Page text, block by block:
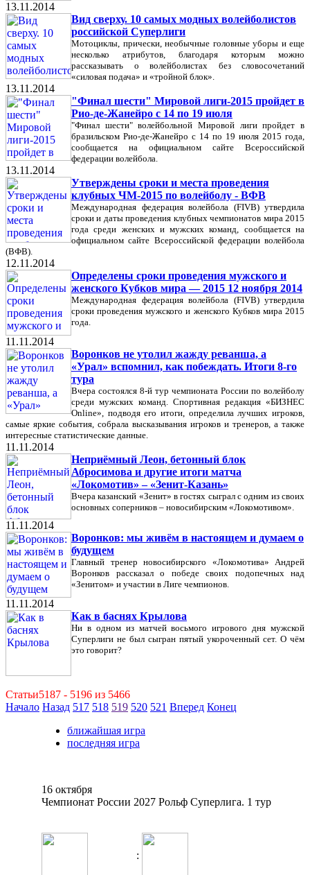
13.11.2014
Вид сверху. 10 самых модных волейболистов
российской Суперлиги
Мотоциклы, прически, необычные головные уборы и еще
несколько атрибутов, благодаря которым можно
рассказывать о волейболистах без словосочетаний
«силовая подача» и «тройной блок».
13.11.2014
"Финал шести" Мировой лиги-2015 пройдет в
Рио-де-Жанейро с 14 по 19 июля
"Финал шести" волейбольной Мировой лиги пройдет в
бразильском Рио-де-Жанейро с 14 по 19 июля 2015 года,
сообщается на официальном сайте Всероссийской
федерации волейбола.
13.11.2014
Утверждены сроки и места проведения
клубных ЧМ-2015 по волейболу - ВФВ
Международная федерация волейбола (FIVB) утвердила
сроки и даты проведения клубных чемпионатов мира 2015
года среди женских и мужских команд, сообщается на
официальном сайте Всероссийской федерации волейбола
(ВФВ).
12.11.2014
Определены сроки проведения мужского и
женского Кубков мира — 2015 12 ноября 2014
Международная федерация волейбола (FIVB) утвердила
сроки проведения мужского и женского Кубков мира 2015
года.
11.11.2014
Воронков не утолил жажду реванша, а
«Урал» вспомнил, как побеждать. Итоги 8-го
тура
Вчера состоялся 8-й тур чемпионата России по волейболу
среди мужских команд. Спортивная редакция «БИЗНЕС
Online», подводя его итоги, определила лучших игроков,
самые яркие события, собрала высказывания игроков и тренеров, а также
интересные статистические данные.
11.11.2014
Неприёмный Леон, бетонный блок
Абросимова и другие итоги матча
«Локомотив» – «Зенит-Казань»
Вчера казанский «Зенит» в гостях сыграл с одним из своих
основных соперников – новосибирским «Локомотивом».
11.11.2014
Воронков: мы живём в настоящем и думаем о
будущем
Главный тренер новосибирского «Локомотива» Андрей
Воронков рассказал о победе своих подопечных над
«Зенитом» и участии в Лиге чемпионов.
11.11.2014
Как в баснях Крылова
Ни в одном из матчей восьмого игрового дня мужской
Суперлиги не был сыгран пятый укороченный сет. О чём
это говорит?
Статьи5187 - 5196 из 5466
Начало Назад 517 518 519 520 521 Вперед Конец
ближайшая игра
последняя игра
16 октября
Чемпионат России 2027 Рольф Суперлига. 1 тур
: